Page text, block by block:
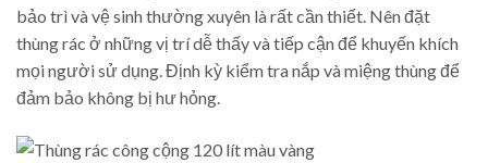
bảo trì và vệ sinh thường xuyên là rất cần thiết. Nên đặt
thùng rác ở những vị trí dễ thấy và tiếp cận để khuyến khích
mọi người sử dụng. Định kỳ kiểm tra nắp và miệng thùng để
đảm bảo không bị hư hỏng.